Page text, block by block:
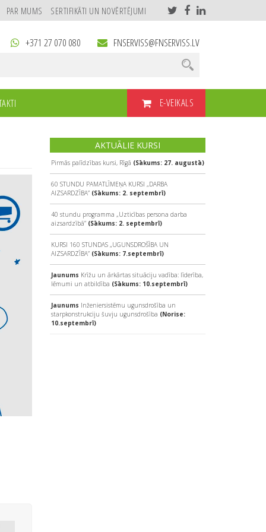
PAR MUMS SERTIFIKĀTI UN NOVĒRTĒJUMI
+371 27 070 080 FNSERVISS@FNSERVISS.LV
E-VEIKALS
AKTUĀLIE KURSI
Pirmās palīdzības kursi, Rīgā (Sākums: 27. augustā)
60 STUNDU PAMATLĪMEŅA KURSI „DARBA
AIZSARDZĪBA” (Sākums: 2. septembrī)
40 stundu programma „Uzticības persona darba
aizsardzībā” (Sākums: 2. septembrī)
KURSI 160 STUNDAS „UGUNSDROŠĪBA UN
AIZSARDZĪBA”(Sākums: 7.septembrī)
Jaunums Krīžu un ārkārtas situāciju vadība: līderība,
lēmumi un atbildība (Sākums: 10.septembrī)
Jaunums Inženiersistēmu ugunsdrošība un
starpkonstrukciju šuvju ugunsdrošība (Norise:
10.septembrī)